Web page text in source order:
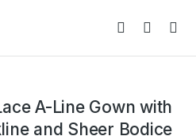
A-Line Gown with
and Sheer Bodice